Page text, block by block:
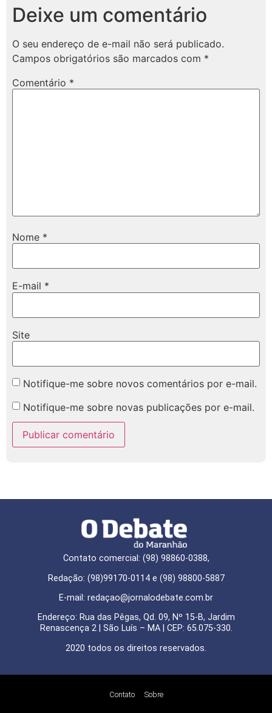
Deixe um comentário
O seu endereço de e-mail não será publicado.
Campos obrigatórios são marcados com *
Comentário *
Nome *
E-mail *
Site
Notifique-me sobre novos comentários por e-mail.
Notifique-me sobre novas publicações por e-mail.
Contato comercial: (98) 98860-0388,
Redação: (98)99170-0114 e (98) 98800-5887
E-mail: redaçao@jornalodebate.com.br
Endereço: Rua das Pêgas, Qd. 09, Nº 15-B, Jardim
Renascença 2 | São Luís – MA | CEP: 65.075-330.
2020 todos os direitos reservados.
Contato Sobre